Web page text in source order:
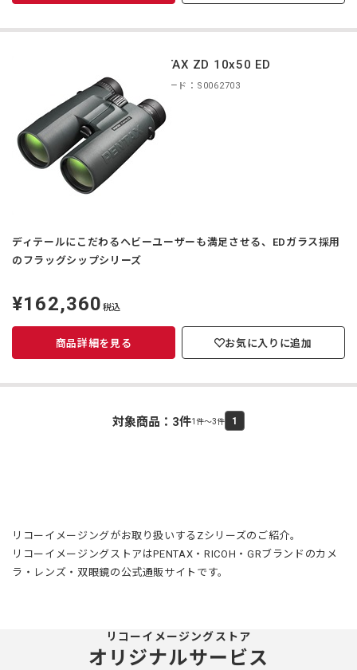
PENTAX ZD 10x50 ED
商品コード：S0062703
ディテールにこだわるヘビーユーザーも満足させる、EDガラス採用
のフラッグシップシリーズ
定
価
¥162,360 税込
商品詳細を見る お気に入りに追加
対象商品： 3件1件～3件 1
リコーイメージングがお取り扱いするZシリーズのご紹介。
リコーイメージングストアはPENTAX・RICOH・GRブランドのカメ
ラ・レンズ・双眼鏡の公式通販サイトです。
リコーイメージングストア
オリジナルサービス